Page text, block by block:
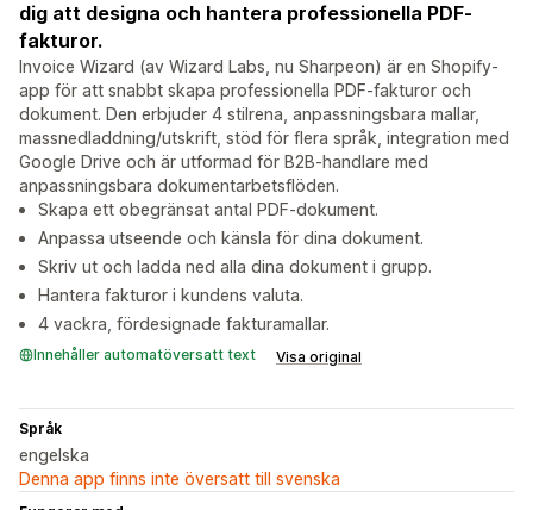
dig att designa och hantera professionella PDF-
fakturor.
Invoice Wizard (av Wizard Labs, nu Sharpeon) är en Shopify-
app för att snabbt skapa professionella PDF-fakturor och
dokument. Den erbjuder 4 stilrena, anpassningsbara mallar,
massnedladdning/utskrift, stöd för flera språk, integration med
Google Drive och är utformad för B2B-handlare med
anpassningsbara dokumentarbetsflöden.
Skapa ett obegränsat antal PDF-dokument.
Anpassa utseende och känsla för dina dokument.
Skriv ut och ladda ned alla dina dokument i grupp.
Hantera fakturor i kundens valuta.
4 vackra, fördesignade fakturamallar.
Innehåller automatöversatt text Visa original
Språk
engelska
Denna app finns inte översatt till svenska